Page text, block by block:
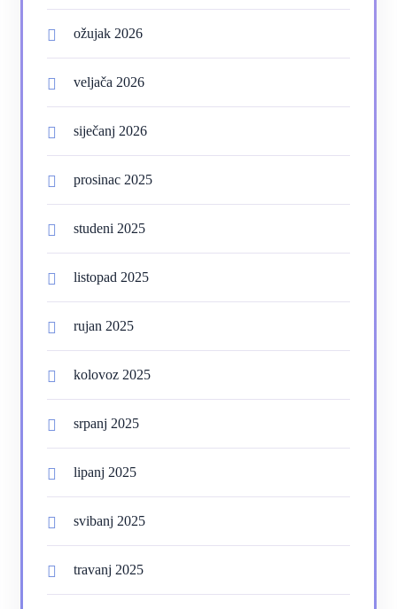
ožujak 2026
veljača 2026
siječanj 2026
prosinac 2025
studeni 2025
listopad 2025
rujan 2025
kolovoz 2025
srpanj 2025
lipanj 2025
svibanj 2025
travanj 2025